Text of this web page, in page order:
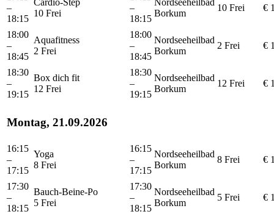
–
18:15
10 Frei
–
18:15
Borkum
10 Frei €
18:00
–
18:45
Aquafitness
2 Frei
18:00
–
18:45
Nordseeheilbad
Borkum
2 Frei €
18:30
–
19:15
Box dich fit
12 Frei
18:30
–
19:15
Nordseeheilbad
Borkum
12 Frei €
Montag, 21.09.2026
16:15
–
17:15
Yoga
8 Frei
16:15
–
17:15
Nordseeheilbad
Borkum
8 Frei €
17:30
–
18:15
Bauch-Beine-Po
5 Frei
17:30
–
18:15
Nordseeheilbad
Borkum
5 Frei €